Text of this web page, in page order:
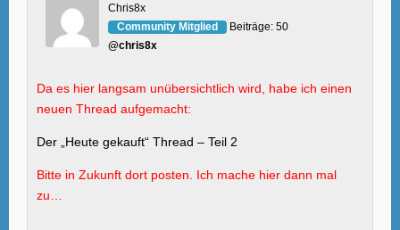
Chris8x
Community Mitglied
Beiträge: 50
@chris8x
Da es hier langsam unübersichtlich wird, habe ich einen
neuen Thread aufgemacht:
Der „Heute gekauft“ Thread – Teil 2
Bitte in Zukunft dort posten. Ich mache hier dann mal
zu…